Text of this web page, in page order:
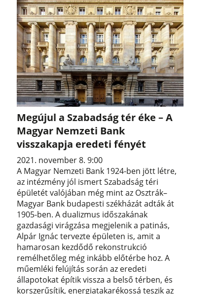
Megújul a Szabadság tér éke – A
Magyar Nemzeti Bank
visszakapja eredeti fényét
2021. november 8. 9:00
A Magyar Nemzeti Bank 1924-ben jött létre,
az intézmény jól ismert Szabadság téri
épületét valójában még mint az Osztrák–
Magyar Bank budapesti székházát adták át
1905-ben. A dualizmus időszakának
gazdasági virágzása megjelenik a patinás,
Alpár Ignác tervezte épületen is, amit a
hamarosan kezdődő rekonstrukció
remélhetőleg még inkább előtérbe hoz. A
műemléki felújítás során az eredeti
állapotokat építik vissza a belső térben, és
korszerűsítik, energiatakarékossá teszik az